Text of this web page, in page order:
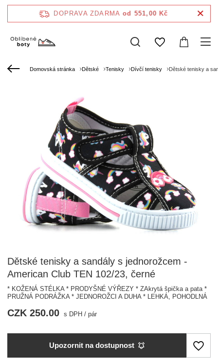
DOPRAVA ZDARMA od 551,00 Kč
Domovská stránka Dětské Tenisky Dívčí tenisky Dětské tenisky a
Dětské tenisky a sandály s jednorožcem -
American Club TEN 102/23, černé
* KOŽENÁ STÉLKA * PRODYŠNÉ VÝŘEZY * ZAkrytá špička a pata *
PRUŽNÁ PODRÁŽKA * JEDNOROŽCI A DUHA * LEHKÁ, POHODLNÁ
CZK 250.00 s DPH / pár
Upozornit na dostupnost